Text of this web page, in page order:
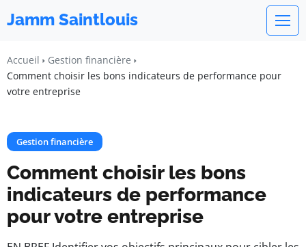
Jamm Saintlouis
Accueil
Gestion financière
Comment choisir les bons indicateurs de performance pour
votre entreprise
Gestion financière
Comment choisir les bons
indicateurs de performance
pour votre entreprise